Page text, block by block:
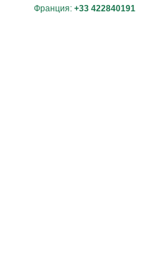
Франция: +33 422840191